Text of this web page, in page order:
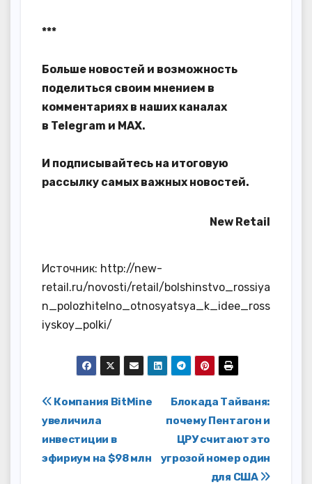
***
Больше новостей и возможность
поделиться своим мнением в
комментариях в наших каналах
в Telegram и MAX.
И подписывайтесь на итоговую
рассылку самых важных новостей.
New Retail
Источник: http://new-
retail.ru/novosti/retail/bolshinstvo_rossiya
n_polozhitelno_otnosyatsya_k_idee_ross
iyskoy_polki/
Навигация
по
записям
Блокада Тайваня:
почему Пентагон и
ЦРУ считают это
угрозой номер один
для США
Компания BitMine
увеличила
инвестиции в
эфириум на $98 млн